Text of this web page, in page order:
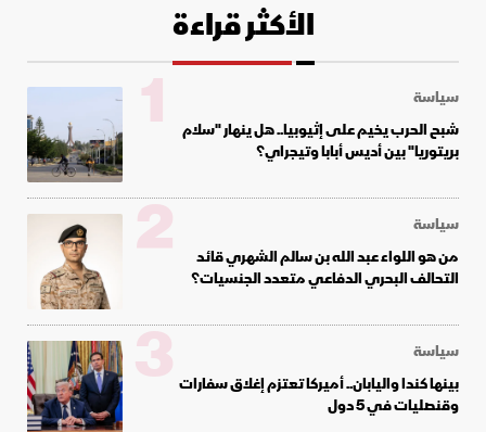
الأكثر قراءة
سياسة
شبح الحرب يخيم على إثيوبيا.. هل ينهار "سلام
بريتوريا" بين أديس أبابا وتيجراي؟
1
سياسة
من هو اللواء عبد الله بن سالم الشهري قائد
التحالف البحري الدفاعي متعدد الجنسيات؟
2
سياسة
بينها كندا واليابان.. أميركا تعتزم إغلاق سفارات
وقنصليات في 5 دول
3